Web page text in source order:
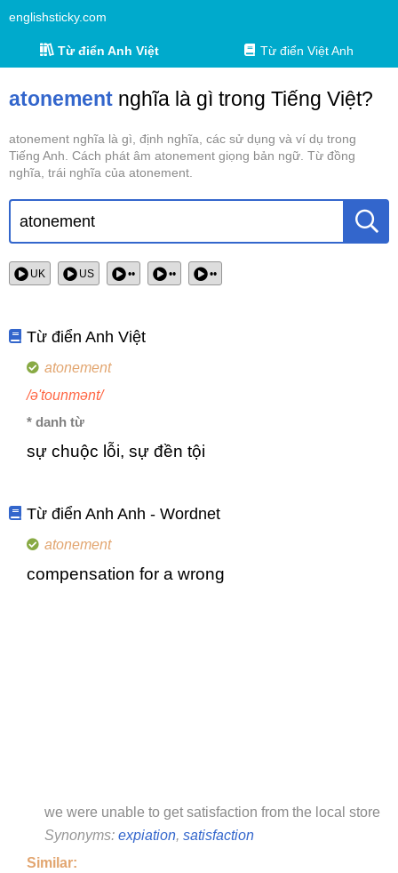
englishsticky.com
Từ điển Anh Việt Từ điển Việt Anh
atonement nghĩa là gì trong Tiếng Việt?
atonement nghĩa là gì, định nghĩa, các sử dụng và ví dụ trong
Tiếng Anh. Cách phát âm atonement giọng bản ngữ. Từ đồng
nghĩa, trái nghĩa của atonement.
UK US •• •• ••
Từ điển Anh Việt
atonement
/ə'tounmənt/
* danh từ
sự chuộc lỗi, sự đền tội
Từ điển Anh Anh - Wordnet
atonement
compensation for a wrong
we were unable to get satisfaction from the local store
Synonyms: expiation, satisfaction
Similar: